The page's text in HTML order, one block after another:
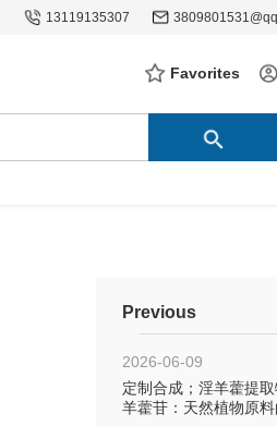
13119135307
Favorites
Previous
2026-06-09
定制合成；淫羊藿提
羊藿苷：天然植物原